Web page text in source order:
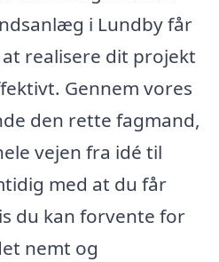
i Lundby får
realisere dit projekt
Gennem vores
den rette fagmand,
vejen fra idé til
med at du får
du kan forvente for
nemt og